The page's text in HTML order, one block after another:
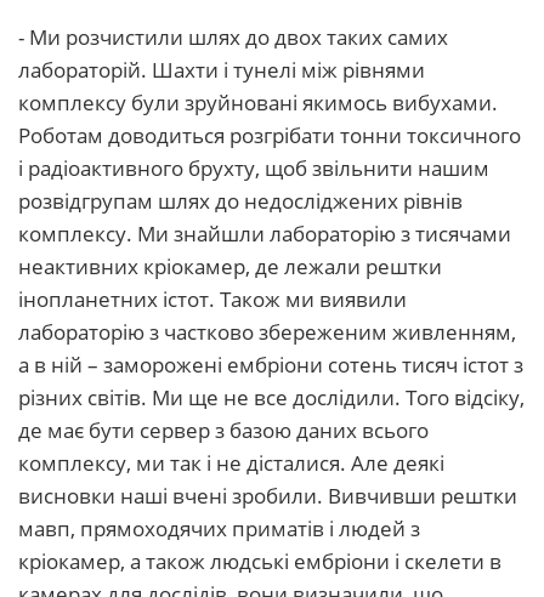
- Ми розчистили шлях до двох таких самих
лабораторій. Шахти і тунелі між рівнями
комплексу були зруйновані якимось вибухами.
Роботам доводиться розгрібати тонни токсичного
і радіоактивного брухту, щоб звільнити нашим
розвідгрупам шлях до недосліджених рівнів
комплексу. Ми знайшли лабораторію з тисячами
неактивних кріокамер, де лежали рештки
інопланетних істот. Також ми виявили
лабораторію з частково збереженим живленням,
а в ній – заморожені ембріони сотень тисяч істот з
різних світів. Ми ще не все дослідили. Того відсіку,
де має бути сервер з базою даних всього
комплексу, ми так і не дісталися. Але деякі
висновки наші вчені зробили. Вивчивши рештки
мавп, прямоходячих приматів і людей з
кріокамер, а також людські ембріони і скелети в